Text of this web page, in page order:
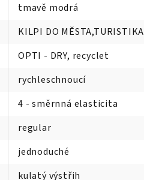
tmavě modrá
KILPI DO
OPTI - DRY, recyclet
rychleschnoucí
4 - směrnná elasticita
regular
jednoduché
kulatý výstřih